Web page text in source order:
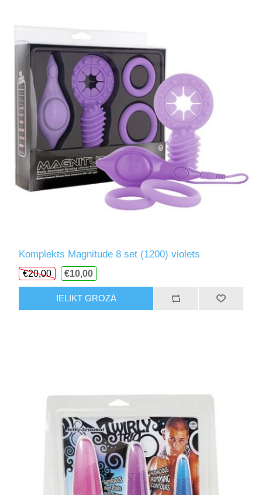
Komplekts Magnitude 8 set (1200) violets
€20,00 €10,00
IELIKT GROZĀ